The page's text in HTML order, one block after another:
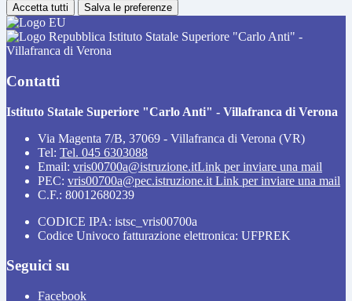
Accetta tutti Salva le preferenze
Istituto Statale Superiore "Carlo Anti" -
Villafranca di Verona
Contatti
Istituto Statale Superiore "Carlo Anti" - Villafranca di Verona
Via Magenta 7/B, 37069 - Villafranca di Verona (VR)
Tel: Tel. 045 6303088
Email: vris00700a@istruzione.itLink per inviare una mail
PEC: vris00700a@pec.istruzione.it Link per inviare una mail
C.F.: 80012680239
CODICE IPA: istsc_vris00700a
Codice Univoco fatturazione elettronica: UFPREK
Seguici su
Facebook